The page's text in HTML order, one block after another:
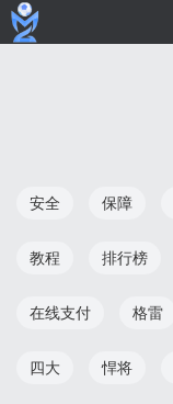
安全 保障
教程 排行榜
在线支付 格雷
四大 悍将